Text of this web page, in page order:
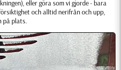
eller göra som vi gjorde - bara
och alltid nerifrån och upp,
på plats.